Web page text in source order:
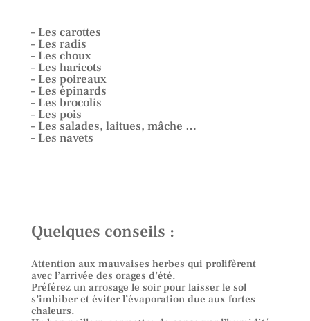
– Les carottes
– Les radis
– Les choux
– Les haricots
– Les poireaux
– Les épinards
– Les brocolis
– Les pois
– Les salades, laitues, mâche …
– Les navets
Quelques conseils :
Attention aux mauvaises herbes qui prolifèrent
avec l’arrivée des orages d’été.
Préférez un arrosage le soir pour laisser le sol
s’imbiber et éviter l’évaporation due aux fortes
chaleurs.